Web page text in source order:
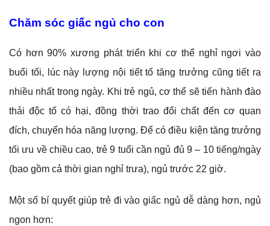
Chăm sóc giấc ngủ cho con
Có hơn 90% xương phát triển khi cơ thể nghỉ ngơi vào
buổi tối, lúc này lượng nội tiết tố tăng trưởng cũng tiết ra
nhiều nhất trong ngày. Khi trẻ ngủ, cơ thể sẽ tiến hành đào
thải độc tố có hại, đồng thời trao đổi chất đến cơ quan
đích, chuyển hóa năng lượng. Để có điều kiện tăng trưởng
tối ưu về chiều cao, trẻ 9 tuổi cần ngủ đủ 9 – 10 tiếng/ngày
(bao gồm cả thời gian nghỉ trưa), ngủ trước 22 giờ.
Một số bí quyết giúp trẻ đi vào giấc ngủ dễ dàng hơn, ngủ
ngon hơn: